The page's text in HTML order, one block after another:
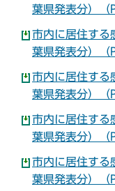
葉県発表分）（
市内に居住す
葉県発表分）（
市内に居住す
葉県発表分）（
市内に居住す
葉県発表分）（
市内に居住す
葉県発表分）（